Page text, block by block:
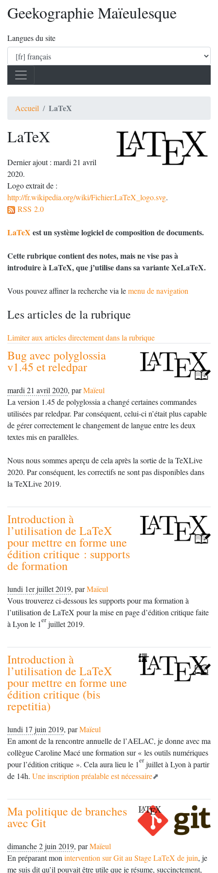
Geekographie Maïeulesque
Langues du site
Accueil LaTeX
LaTeX
Dernier ajout : mardi 21 avril
2020.
Logo extrait de :
http://fr.wikipedia.org/wiki/Fichier:LaTeX_logo.svg.
RSS 2.0
LaTeX est un système logiciel de composition de documents.
Cette rubrique contient des notes, mais ne vise pas à
introduire à LaTeX, que j’utilise dans sa variante XeLaTeX.
Vous pouvez affiner la recherche via lemenu de navigation
Les articles de la rubrique
Limiter aux articles directement dans la rubrique
Bug avec polyglossia
v1.45 et reledpar
mardi 21 avril 2020, parMaïeul
La version 1.45 de polyglossia a changé certaines commandes
utilisées par reledpar. Par conséquent, celui-ci n’était plus capable
de gérer correctement le changement de langue entre les deux
textes mis en parallèles.
Nous nous sommes aperçu de cela après la sortie de la TeXLive
2020. Par conséquent, les correctifs ne sont pas disponibles dans
la TeXLive 2019.
Introduction à
l’utilisation de LaTeX
pour mettre en forme une
édition critique : supports
de formation
lundi 1er juillet 2019, parMaïeul
Vous trouverez ci-dessous les supports pour ma formation à
l’utilisation de LaTeX pour la mise en page d’édition critique faite
à Lyon le 1er juillet 2019.
Introduction à
l’utilisation de LaTeX
pour mettre en forme une
édition critique (bis
repetitia)
lundi 17 juin 2019, parMaïeul
En amont de la rencontre annuelle de l’AELAC, je donne avec ma
collègue Caroline Macé une formation sur « les outils numériques
pour l’édition critique ». Cela aura lieu le 1er juillet à Lyon à partir
de 14h. Une inscription préalable est nécessaire
Ma politique de branches
avec Git
dimanche 2 juin 2019, parMaïeul
En préparant mon intervention sur Git au Stage LaTeX de juin, je
me suis dit qu’il pouvait être utile que je résume, succinctement,